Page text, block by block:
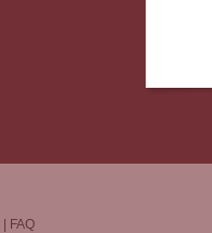
FAQ